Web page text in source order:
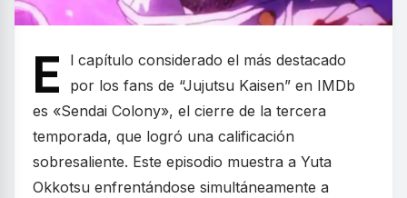
E
l capítulo considerado el más destacado
por los fans de “Jujutsu Kaisen” en IMDb
es «Sendai Colony», el cierre de la tercera
temporada, que logró una calificación
sobresaliente. Este episodio muestra a Yuta
Okkotsu enfrentándose simultáneamente a